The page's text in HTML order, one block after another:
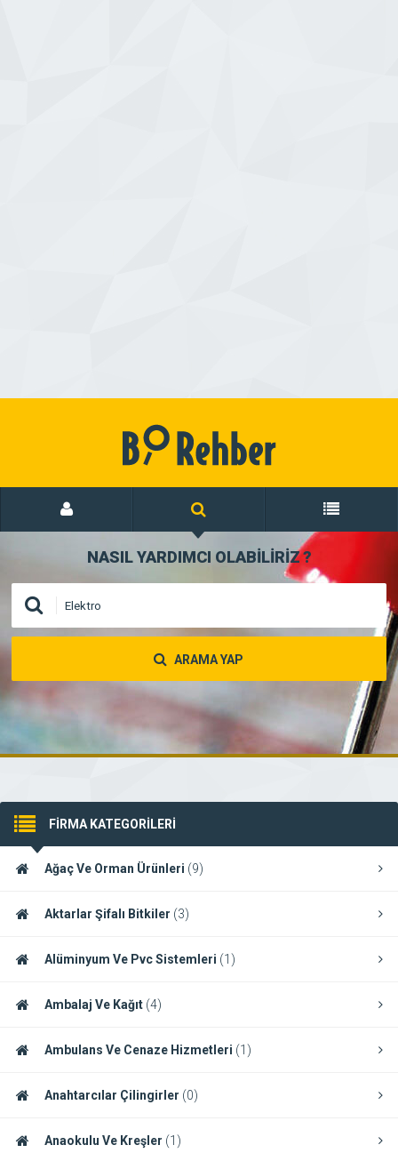
NASIL YARDIMCI OLABİLİRİZ?
ARAMA YAP
FİRMA KATEGORİLERİ
Ağaç Ve Orman Ürünleri (9)
Aktarlar Şifalı Bitkiler (3)
Alüminyum Ve Pvc Sistemleri (1)
Ambalaj Ve Kağıt (4)
Ambulans Ve Cenaze Hizmetleri (1)
Anahtarcılar Çilingirler (0)
Anaokulu Ve Kreşler (1)